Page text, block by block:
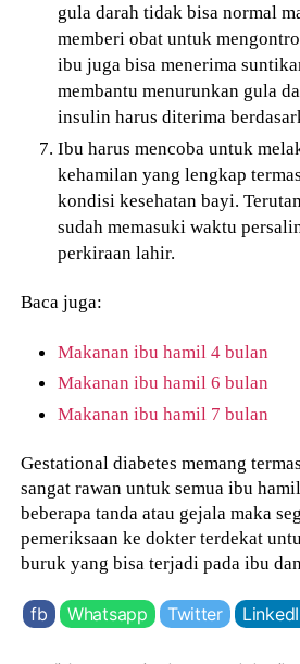
gula darah tidak bisa normal
memberi obat untuk
ibu juga bisa menerima
membantu menurunkan gula
insulin harus diterima
Ibu harus mencoba untuk
kehamilan yang lengkap
kondisi kesehatan bayi.
sudah memasuki waktu
perkiraan lahir.
Baca juga:
Makanan ibu hamil 4 bulan
Makanan ibu hamil 6 bulan
Makanan ibu hamil 7 bulan
Gestational diabetes memang
sangat rawan untuk semua ibu
beberapa tanda atau gejala maka
pemeriksaan ke dokter terdekat
buruk yang bisa terjadi pada ibu
fb Whatsapp Twitter